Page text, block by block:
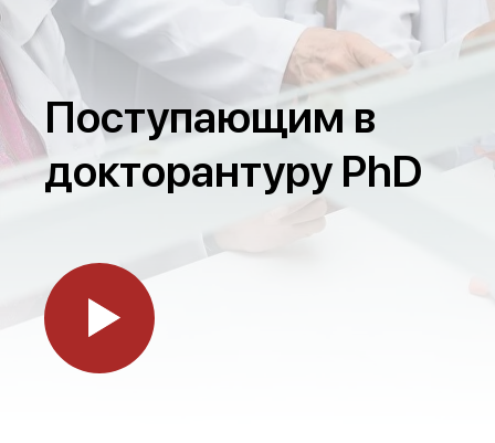
Поступающим в
докторантуру PhD